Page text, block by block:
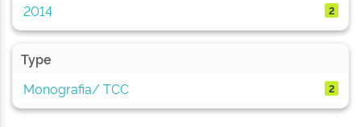
2014
2
Type
Monografia/ TCC
2